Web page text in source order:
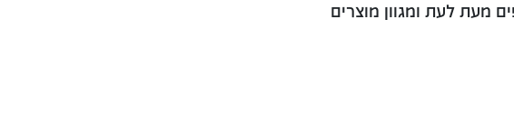
מעת לעת ומגוון מוצרים